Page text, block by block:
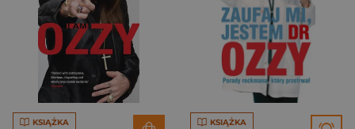
KSIĄŻKA KSIĄŻKA